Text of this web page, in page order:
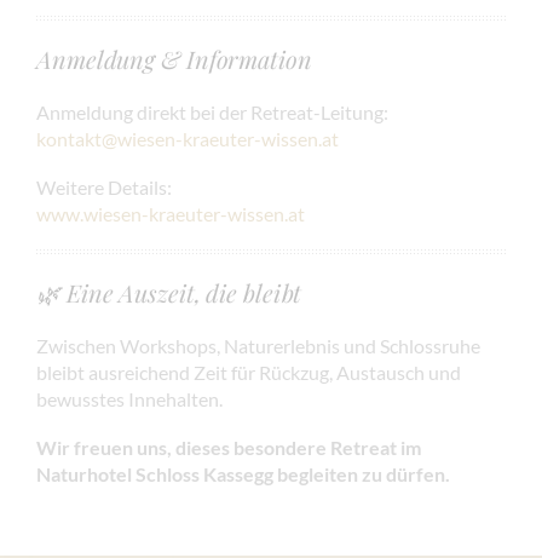
Anmeldung & Information
Anmeldung direkt bei der Retreat-Leitung:
kontakt@wiesen-kraeuter-wissen.at
Weitere Details:
www.wiesen-kraeuter-wissen.at
🌿 Eine Auszeit, die bleibt
Zwischen Workshops, Naturerlebnis und Schlossruhe
bleibt ausreichend Zeit für Rückzug, Austausch und
bewusstes Innehalten.
Wir freuen uns, dieses besondere Retreat im
Naturhotel Schloss Kassegg begleiten zu dürfen.